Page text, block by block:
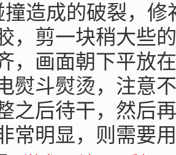
撞造成的破裂，
，剪一块稍大些
，画面朝下平放
熨斗熨烫，注意
之后待干，然后
常明显，则需要